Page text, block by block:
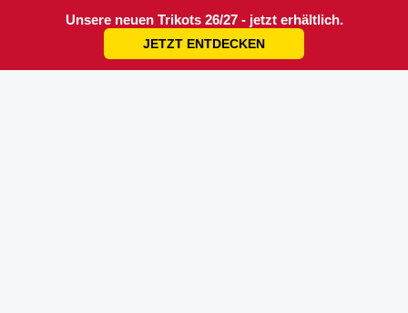
Unsere neuen Trikots 26/27 - jetzt erhältlich.
JETZT ENTDECKEN